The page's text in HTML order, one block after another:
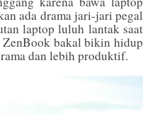
ada drama jari-jari pegal
laptop luluh lantak saat
bakal bikin hidup
dan lebih produktif.